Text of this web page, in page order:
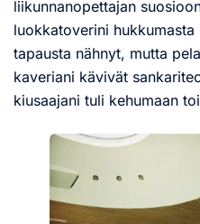
liikunnanopettajan
luokkatoverini
tapausta nähnyt, mutta
kaveriani kävivät
kiusaajani tuli kehumaan